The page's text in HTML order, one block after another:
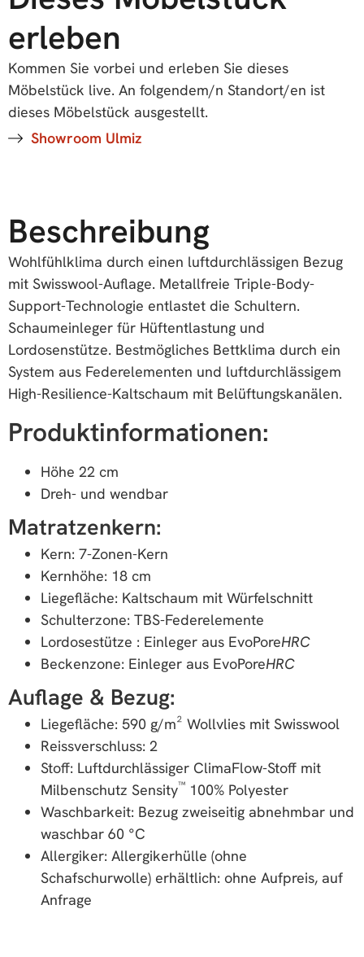
erleben
Kommen Sie vorbei und erleben Sie dieses
Möbelstück live. An folgendem/n Standort/en ist
dieses Möbelstück ausgestellt.
Showroom Ulmiz
Beschreibung
Wohlfühlklima durch einen luftdurchlässigen Bezug
mit Swisswool-Auflage. Metallfreie Triple-Body-
Support-Technologie entlastet die Schultern.
Schaumeinleger für Hüftentlastung und
Lordosenstütze. Bestmögliches Bettklima durch ein
System aus Federelementen und luftdurchlässigem
High-Resilience-Kaltschaum mit Belüftungskanälen.
Produktinformationen:
Höhe 22 cm
Dreh- und wendbar
Matratzenkern:
Kern: 7-Zonen-Kern
Kernhöhe: 18 cm
Liegefläche: Kaltschaum mit Würfelschnitt
Schulterzone: TBS-Federelemente
Lordosestütze : Einleger aus EvoPoreHRC
Beckenzone: Einleger aus EvoPoreHRC
Auflage & Bezug:
Liegefläche: 590 g/m² Wollvlies mit Swisswool
Reissverschluss: 2
Stoff: Luftdurchlässiger ClimaFlow-Stoff mit
Milbenschutz Sensity™ 100% Polyester
Waschbarkeit: Bezug zweiseitig abnehmbar und
waschbar 60 °C
Allergiker: Allergikerhülle (ohne
Schafschurwolle) erhältlich: ohne Aufpreis, auf
Anfrage